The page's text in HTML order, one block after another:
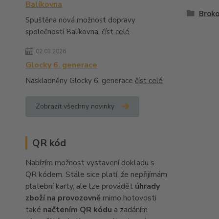
Balíkovna
Spuštěna nová možnost dopravy
společností Balíkovna. číst celé
02.03.2026
Glocky 6. generace
Naskladněny Glocky 6. generace číst celé
Zobrazit všechny novinky
QR kód
Nabízím možnost vystavení dokladu s
QR kódem. Stále sice platí, že nepřijímám
platební karty, ale lze provádět úhrady
zboží na provozovně mimo hotovosti
také načtením QR kódu a zadáním